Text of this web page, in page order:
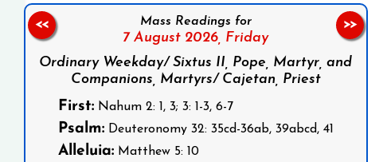
Mass Readings for
7 August 2026, Friday
Ordinary Weekday/ Sixtus II, Pope, Martyr, and
Companions, Martyrs/ Cajetan, Priest
First:Nahum 2: 1, 3; 3: 1-3, 6-7
Psalm:Deuteronomy 32: 35cd-36ab, 39abcd, 41
Alleluia:Matthew 5: 10
<< >>